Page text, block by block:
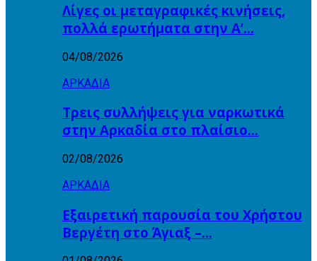
Λίγες οι μεταγραφικές κινήσεις,
πολλά ερωτήματα στην Α’…
04/08/2026
ΑΡΚΑΔΙΑ
Τρεις συλλήψεις για ναρκωτικά
στην Αρκαδία στο πλαίσιο…
02/08/2026
ΑΡΚΑΔΙΑ
Εξαιρετική παρουσία του Χρήστου
Βεργέτη στο Άγιαξ –…